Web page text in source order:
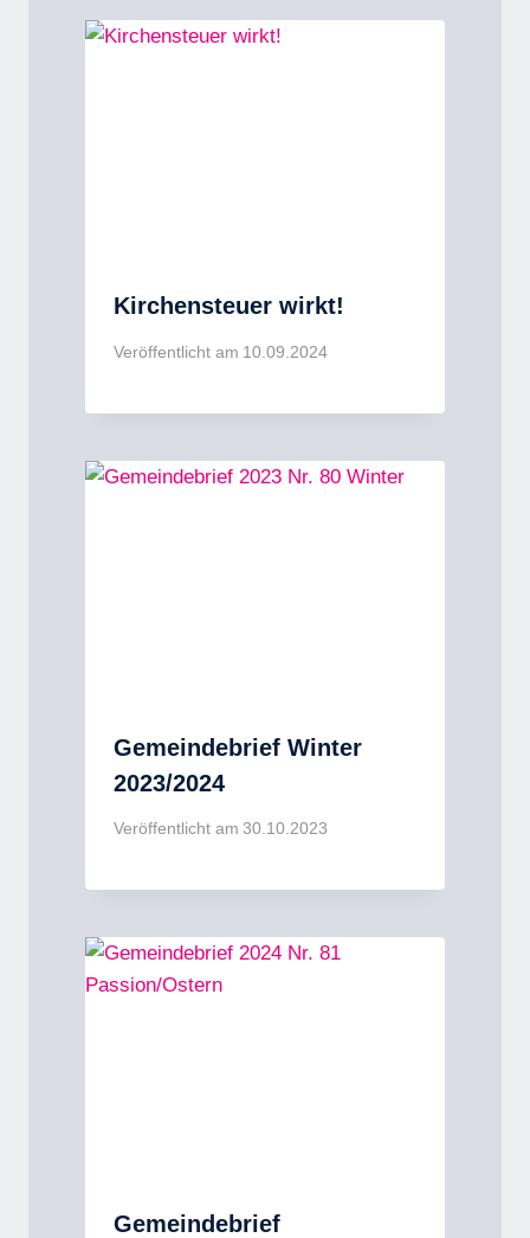
Kirchensteuer wirkt!
Veröffentlicht am 10.09.2024
Gemeindebrief Winter
2023/2024
Veröffentlicht am 30.10.2023
Gemeindebrief